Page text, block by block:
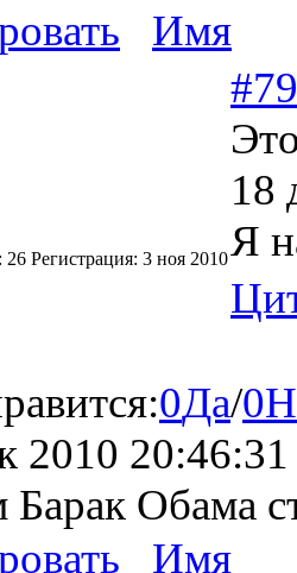
Имя
26 Регистрация: 3 ноя 2010
#79
18
Я
0Да/0
2010 20:46:31
Барак Обама
Имя